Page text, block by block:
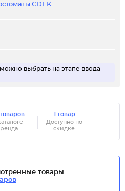
CDEK
выбрать на этапе ввода
товаров
1 товар
Доступно по
скидке
товары